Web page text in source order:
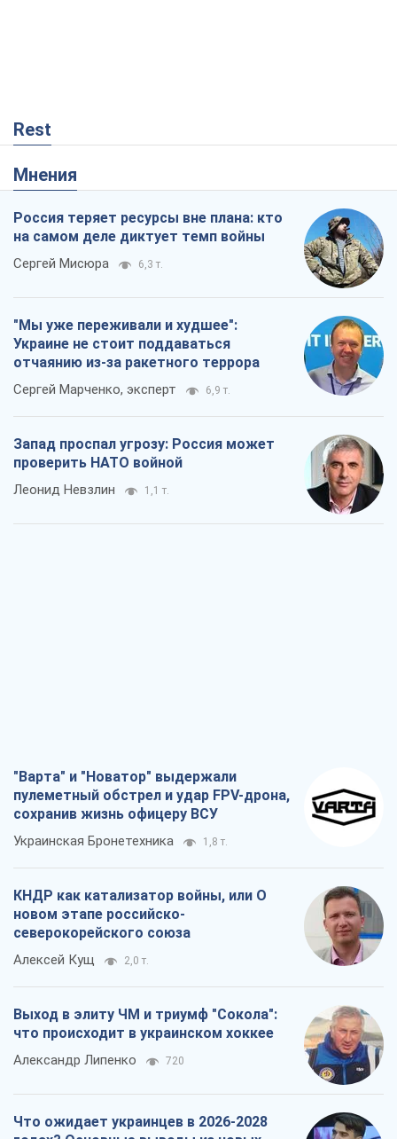
Rest
Мнения
Россия теряет ресурсы вне плана: кто
на самом деле диктует темп войны
Сергей Мисюра 6,3 т.
"Мы уже переживали и худшее":
Украине не стоит поддаваться
отчаянию из-за ракетного террора
Сергей Марченко, эксперт 6,9 т.
Запад проспал угрозу: Россия может
проверить НАТО войной
Леонид Невзлин 1,1 т.
"Варта" и "Новатор" выдержали
пулеметный обстрел и удар FPV-дрона,
сохранив жизнь офицеру ВСУ
Украинская Бронетехника 1,8 т.
КНДР как катализатор войны, или О
новом этапе российско-
северокорейского союза
Алексей Кущ 2,0 т.
Выход в элиту ЧМ и триумф "Сокола":
что происходит в украинском хоккее
Александр Липенко 720
Что ожидает украинцев в 2026-2028